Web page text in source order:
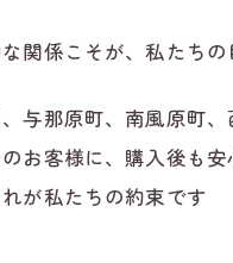
関係こそが、私たち
与那原町、南風原町
お客様に、購入後も
が私たちの約束です